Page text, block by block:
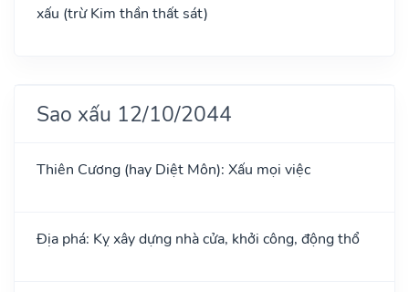
xấu (trừ Kim thần thất sát)
Sao xấu 12/10/2044
Thiên Cương (hay Diệt Môn): Xấu mọi việc
Địa phá: Kỵ xây dựng nhà cửa, khởi công, động thổ